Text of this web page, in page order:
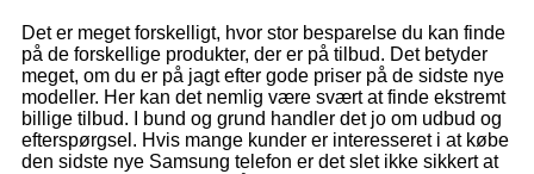
Det er meget forskelligt, hvor stor besparelse du kan finde
på de forskellige produkter, der er på tilbud. Det betyder
meget, om du er på jagt efter gode priser på de sidste nye
modeller. Her kan det nemlig være svært at finde ekstremt
billige tilbud. I bund og grund handler det jo om udbud og
efterspørgsel. Hvis mange kunder er interesseret i at købe
den sidste nye Samsung telefon er det slet ikke sikkert at